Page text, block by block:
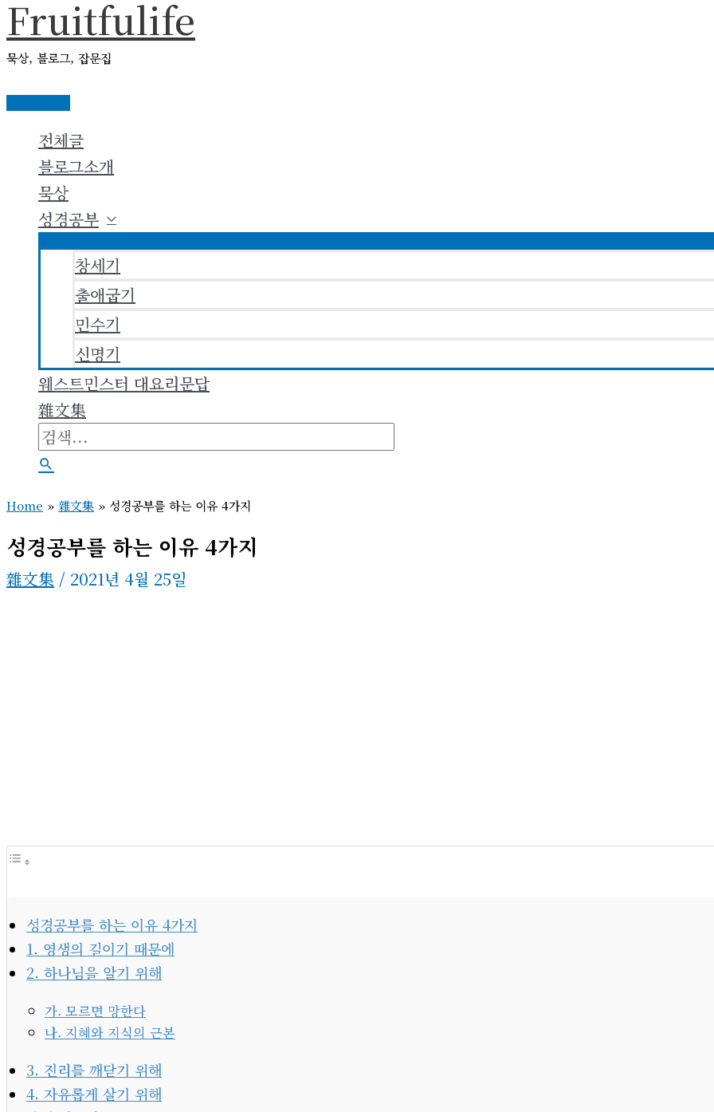
콘
텐
츠
로
Fruitfulife
묵상, 블로그, 잡문집
메
메
뉴
전체글
블로그소개
묵상
성경공부
창세기
출애굽기
민수기
신명기
웨스트민스터 대요리문답
雜文集
검
색
상
Home » 雜文集 » 성경공부를 하는 이유 4가지
성경공부를 하는 이유 4가지
雜文集 / 2021년 4월 25일
성경공부를 하는 이유 4가지
1. 영생의 길이기 때문에
2. 하나님을 알기 위해
가. 모르면 망한다
나. 지혜와 지식의 근본
3. 진리를 깨닫기 위해
4. 자유롭게 살기 위해